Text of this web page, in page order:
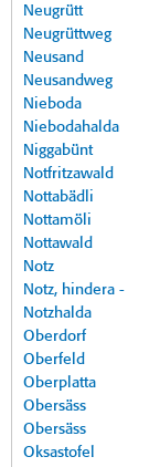
Neugrütt
Neugrüttweg
Neusand
Neusandweg
Nieboda
Niebodahalda
Niggabünt
Notfritzawald
Nottabädli
Nottamöli
Nottawald
Notz
Notz, hindera -
Notzhalda
Oberdorf
Oberfeld
Oberplatta
Obersäss
Obersäss
Oksastofel